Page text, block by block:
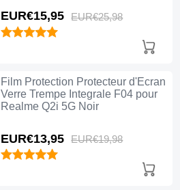
EUR€15,95 EUR€25,98
Film Protection Protecteur d'Ecran
Verre Trempe Integrale F04 pour
Realme Q2i 5G Noir
EUR€13,95 EUR€19,98